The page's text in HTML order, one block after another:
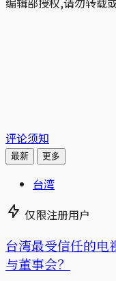
评论须知
最新 更多
台湾
仅限注册用户
台湾最受信任的电
与董事会？